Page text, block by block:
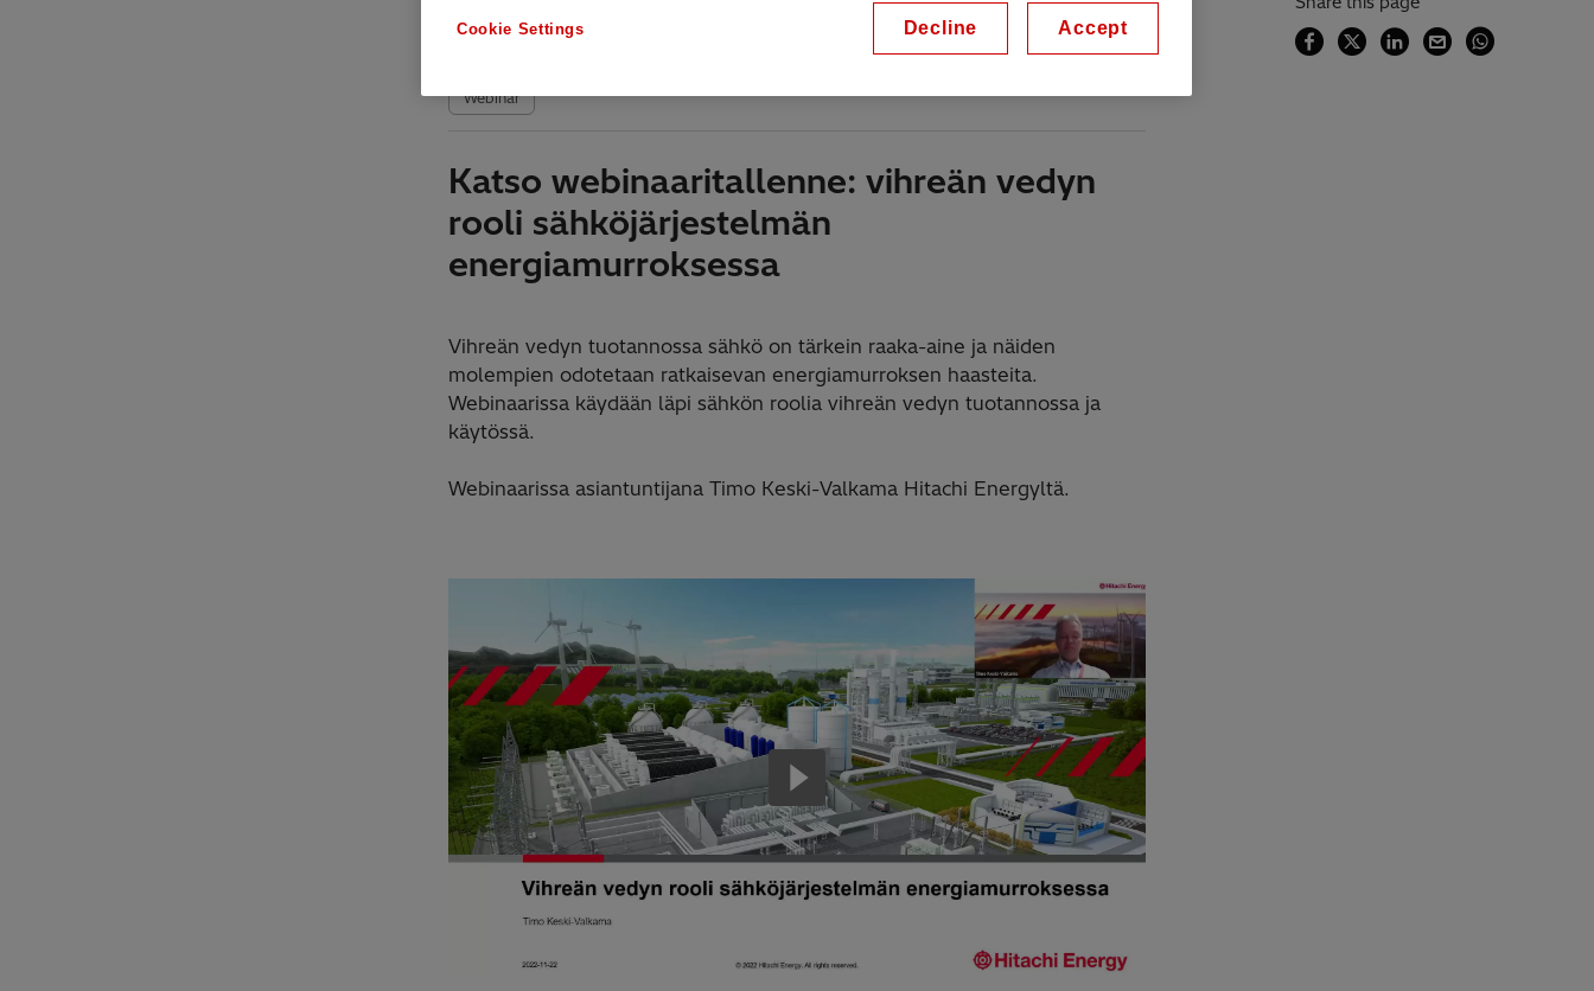
Webinar
Katso webinaaritallenne: vihreän vedyn
rooli sähköjärjestelmän
energiamurroksessa
Vihreän vedyn tuotannossa sähkö on tärkein raaka-aine ja näiden
molempien odotetaan ratkaisevan energiamurroksen haasteita.
Webinaarissa käydään läpi sähkön roolia vihreän vedyn tuotannossa ja
käytössä.
Webinaarissa asiantuntijana Timo Keski-Valkama Hitachi Energyltä.
Cookie Settings Decline Accept